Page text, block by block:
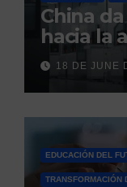
China
hacia la
produce
silicio
18 DE JUNE
EDUCACIÓN DEL
TRANSFORMACIÓN